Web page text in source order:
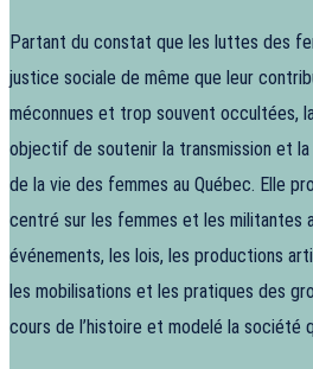
Partant du constat que les luttes des
justice sociale de même que leur
méconnues et trop souvent occultées,
objectif de soutenir la transmission et la
de la vie des femmes au Québec. Elle
centré sur les femmes et les militantes
événements, les lois, les productions
les mobilisations et les pratiques des
cours de l’histoire et modelé la société